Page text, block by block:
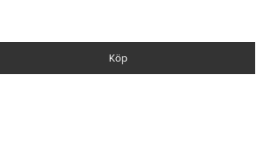
Köp